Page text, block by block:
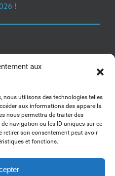
aux
nous utilisons des technologies telles
aux informations des appareils.
nous permettra de traiter des
navigation ou les ID uniques sur ce
retirer son consentement peut avoir
et fonctions.
!
Buzzez !
communication